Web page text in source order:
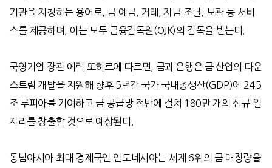
기관을 지칭하는 용어로
금 예금, 거래 ,자금 조달,
보관 등 서비
스를 제공하며
이는 모두 금융감독원 (OJK)의 감독을 받는다.
국영기업 장관 에릭 또히르에 따르면
금괴 은행은 금 산업의 다운
스트림 개발을 지원해 향후5년간 국가 국내총생산(GDP)에 245
조 루피아를 기여하고 금 공급망 전반에 걸쳐 180만 개의 신규 일
자리를 창출할 것으로 예상된다.
동남아시아 최대 경제국인 인도네시아는 세계 6위의 금 매장량을